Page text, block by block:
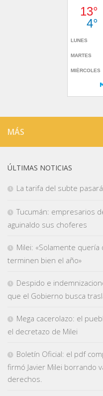
MÁS
ÚLTIMAS NOTICIAS
La tarifa del subte
Tucumán: empresarios
aguinaldo sus choferes
Milei: «Solamente
terminen bien el año»
Despido e
que el Gobierno busca
Mega cacerolazo: el
el decretazo de Milei
Boletín Oficial: el pdf
firmó Javier Milei borrando
derechos.